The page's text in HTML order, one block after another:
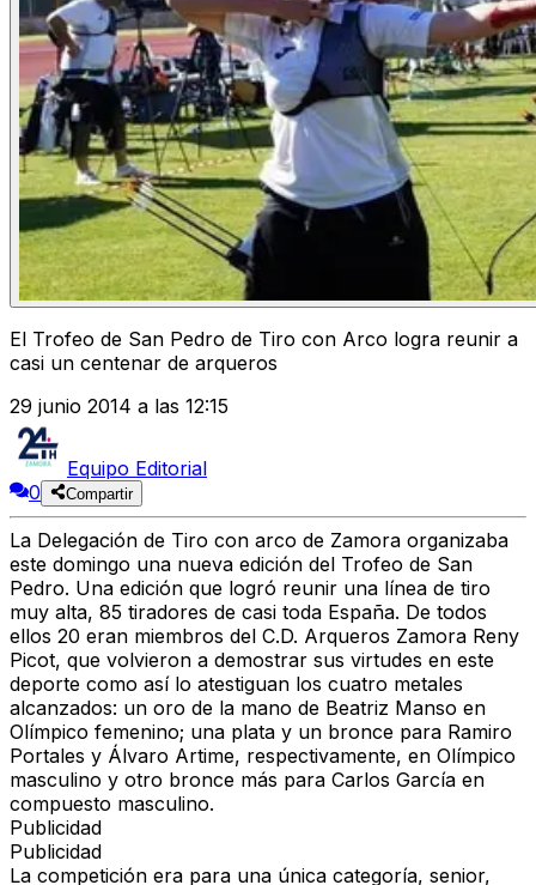
El Trofeo de San Pedro de Tiro con Arco logra reunir a
casi un centenar de arqueros
29 junio 2014 a las 12:15
Equipo Editorial
0
Compartir
La Delegación de Tiro con arco de Zamora organizaba
este domingo una nueva edición del Trofeo de San
Pedro. Una edición que logró reunir una línea de tiro
muy alta, 85 tiradores de casi toda España. De todos
ellos 20 eran miembros del C.D. Arqueros Zamora Reny
Picot, que volvieron a demostrar sus virtudes en este
deporte como así lo atestiguan los cuatro metales
alcanzados: un oro de la mano de Beatriz Manso en
Olímpico femenino; una plata y un bronce para Ramiro
Portales y Álvaro Artime, respectivamente, en Olímpico
masculino y otro bronce más para Carlos García en
compuesto masculino.
Publicidad
Publicidad
La competición era para una única categoría, senior,